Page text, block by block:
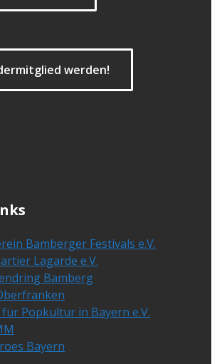
werden!
Bamberger Festivals e.V.
Lagarde e.V.
Bamberg
Popkultur in Bayern e.V.
Bayern